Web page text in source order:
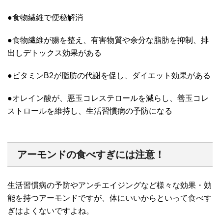
●食物繊維で便秘解消
●食物繊維が腸を整え、有害物質や余分な脂肪を抑制、排
出しデトックス効果がある
●ビタミンB2が脂肪の代謝を促し、ダイエット効果がある
●オレイン酸が、悪玉コレステロールを減らし、善玉コレ
ストロールを維持し、生活習慣病の予防になる
アーモンドの食べすぎには注意！
生活習慣病の予防やアンチエイジングなど様々な効果・効
能を持つアーモンドですが、体にいいからといって食べす
ぎはよくないですよね。